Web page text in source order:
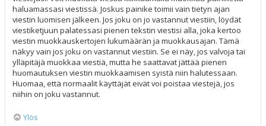
haluamassasi viestissä. Joskus painike toimii vain tietyn ajan
viestin luomisen jälkeen. Jos joku on jo vastannut viestiin, löydät
viestiketjuun palatessasi pienen tekstin viestisi alla, joka kertoo
viestin muokkauskertojen lukumäärän ja muokkausajan. Tämä
näkyy vain jos joku on vastannut viestiin. Se ei näy, jos valvoja tai
ylläpitäjä muokkaa viestiä, mutta he saattavat jättää pienen
huomautuksen viestin muokkaamisen syistä niin halutessaan.
Huomaa, että normaalit käyttäjät eivät voi poistaa viestejä, jos
niihin on joku vastannut.
Ylös